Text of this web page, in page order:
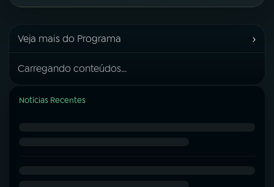
Veja mais do Programa ›
Carregando conteúdos...
Notícias Recentes